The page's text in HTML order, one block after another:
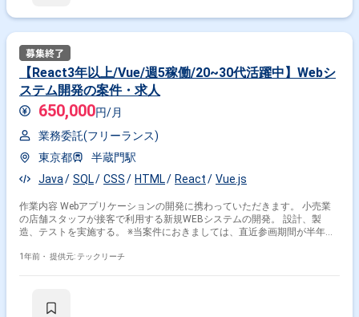
【React3年以上/Vue/週5稼働/20~30代活躍中】Webシ
ステム開発の案件・求人
650,000円/月
業務委託(フリーランス)
東京都
半蔵門駅
Java
SQL CSS HTML React Vue.js
作業内容 Webアプリケーションの開発に携わっていただきます。 小売業
の店舗スタッフが接客で利用する新規WEBシステムの開発。 設計、製
造、テストを実施する。 ※当案件におきましては、直近参画期間が半年以
対象外） ※20代〜30代が中心で活気ある雰囲気です。 ※成長意欲が高く、
JPT700点以上のビジネス上級レベル必須 ・週5日稼働必須 ・エンジニア
1年前・ 提供元: テックリーチ